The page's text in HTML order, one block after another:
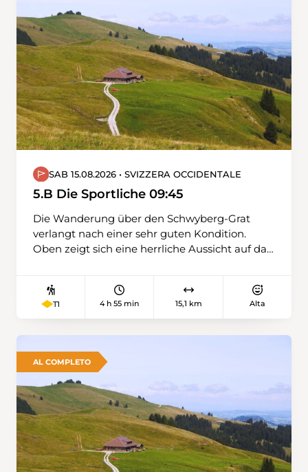
SAB 15.08.2026 • SVIZZERA OCCIDENTALE
5.B Die Sportliche 09:45
Die Wanderung über den Schwyberg-Grat
verlangt nach einer sehr guten Kondition.
Oben zeigt sich eine herrliche Aussicht auf das
Berner Hochalpen.
T1 4 h 55 min 15,1 km Alta
AL COMPLETO